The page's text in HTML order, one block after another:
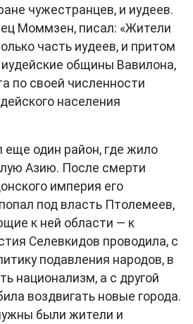
чужестранцев, и иудеев.
Моммзен, писал: «Жители
часть иудеев, и притом
общины Вавилона,
по своей численности
населения
один район, где жило
Азию. После смерти
империя его
под власть Птолемеев,
к ней области — к
Селевкидов проводила, с
подавления народов, в
национализм, а с другой
воздвигать новые города.
были жители и